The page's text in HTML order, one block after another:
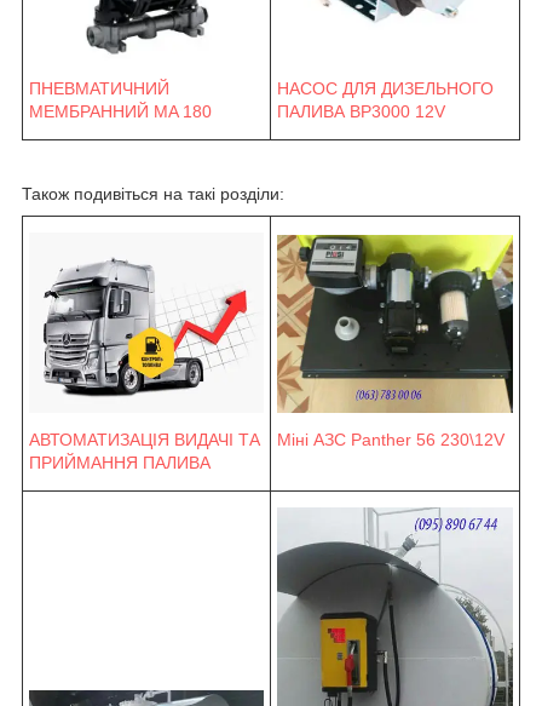
ПНЕВМАТИЧНИЙ
МЕМБРАННИЙ MA 180
НАСОС ДЛЯ ДИЗЕЛЬНОГО
ПАЛИВА BP3000 12V
Також подивіться на такі розділи:
АВТОМАТИЗАЦІЯ ВИДАЧІ ТА
ПРИЙМАННЯ ПАЛИВА
Міні АЗС Panther 56 230\12V